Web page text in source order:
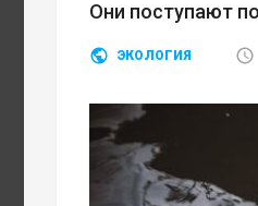
Они поступают
ЭКОЛОГИЯ